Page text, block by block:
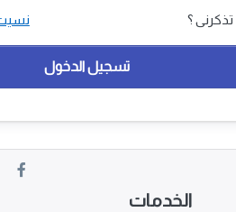
تذكرنى ؟
تسجيل الدخول
الخدمات